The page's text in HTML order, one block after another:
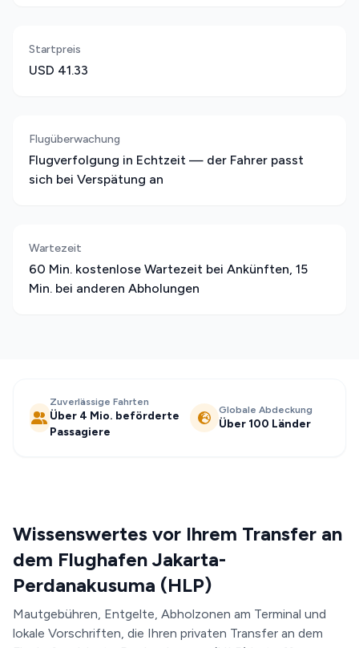
Startpreis
USD 41.33
Flugüberwachung
Flugverfolgung in Echtzeit — der Fahrer passt
sich bei Verspätung an
Wartezeit
60 Min. kostenlose Wartezeit bei Ankünften, 15
Min. bei anderen Abholungen
Zuverlässige Fahrten
Über 4 Mio. beförderte
Passagiere
Globale Abdeckung
Über 100 Länder
Wissenswertes vor Ihrem Transfer an
dem Flughafen Jakarta-
Perdanakusuma (HLP)
Mautgebühren, Entgelte, Abholzonen am Terminal und
lokale Vorschriften, die Ihren privaten Transfer an dem